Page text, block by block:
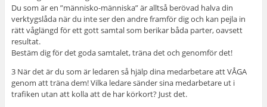
Du som är en ”människo-människa” är alltså berövad halva din
verktygslåda när du inte ser den andre framför dig och kan pejla in
rätt våglängd för ett gott samtal som berikar båda parter, oavsett
resultat.
Bestäm dig för det goda samtalet, träna det och genomför det!
3 När det är du som är ledaren så hjälp dina medarbetare att VÅGA
genom att träna dem! Vilka ledare sänder sina medarbetare ut i
trafiken utan att kolla att de har körkort? Just det.